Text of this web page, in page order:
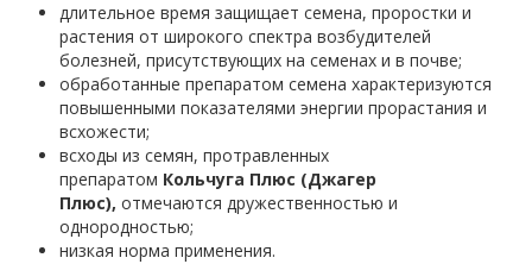
длительное время защищает семена, проростки и
растения от широкого спектра возбудителей
болезней, присутствующих на семенах и в почве;
обработанные препаратом семена характеризуются
повышенными показателями энергии прорастания и
всхожести;
всходы из семян, протравленных
препаратом Кольчуга Плюс (Джагер
Плюс), отмечаются дружественностью и
однородностью;
низкая норма применения.